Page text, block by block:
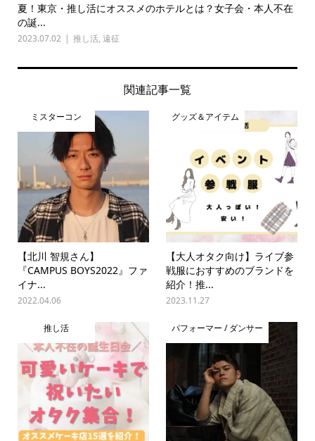
夏！東京・推し活にオススメのホテルとは？女子会・本人不在
の誕...
2023.07.02 推し活, 遠征
関連記事一覧
ミスターコン
【北川 智規さん】
『CAMPUS BOYS2022』ファ
イナ...
2022.04.06
グッズ＆アイテム
【大人オタク向け】ライブ参
戦服におすすめのブランドを
紹介！推...
2023.11.27
推し活 パフォーマー / ダンサー